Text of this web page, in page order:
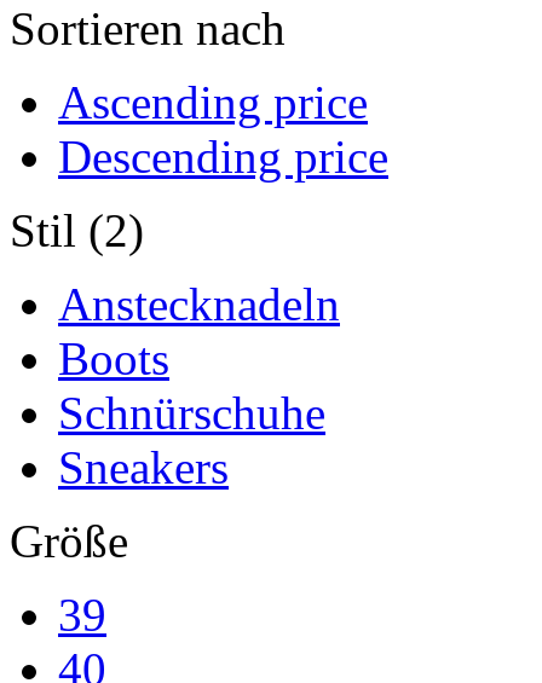
Sortieren nach
Ascending price
Descending price
Stil (2)
Anstecknadeln
Boots
Schnürschuhe
Sneakers
Größe
39
40